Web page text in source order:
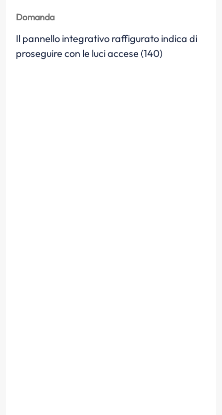
Domanda
Il pannello integrativo raffigurato indica di
proseguire con le luci accese (140)